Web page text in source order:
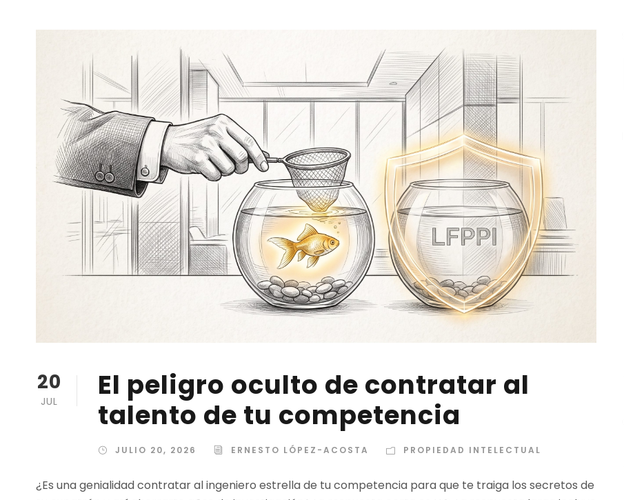
20
JUL
El peligro oculto de contratar al
talento de tu competencia
JULIO 20, 2026 ERNESTO LÓPEZ-ACOSTA PROPIEDAD INTELECTUAL
¿Es una genialidad contratar al ingeniero estrella de tu competencia para que te traiga los secretos de